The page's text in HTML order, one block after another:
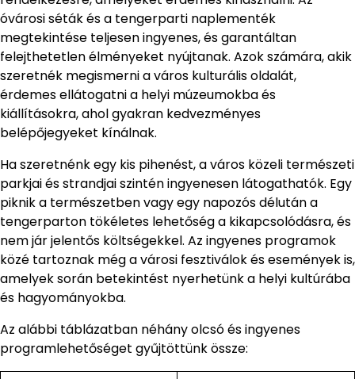
óvárosi séták és a tengerparti naplementék
megtekintése teljesen ingyenes, és garantáltan
felejthetetlen élményeket nyújtanak. Azok számára, akik
szeretnék megismerni a város kulturális oldalát,
érdemes ellátogatni a helyi múzeumokba és
kiállításokra, ahol gyakran kedvezményes
belépőjegyeket kínálnak.
Ha szeretnénk egy kis pihenést, a város közeli természeti
parkjai és strandjai szintén ingyenesen látogathatók. Egy
piknik a természetben vagy egy napozós délután a
tengerparton tökéletes lehetőség a kikapcsolódásra, és
nem jár jelentős költségekkel. Az ingyenes programok
közé tartoznak még a városi fesztiválok és események is,
amelyek során betekintést nyerhetünk a helyi kultúrába
és hagyományokba.
Az alábbi táblázatban néhány olcsó és ingyenes
programlehetőséget gyűjtöttünk össze: